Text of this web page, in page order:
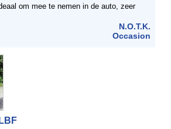
om mee te nemen in de auto, zeer
binnen zeer goed te gebruiken, ...
N.O.T.K.
Occasion